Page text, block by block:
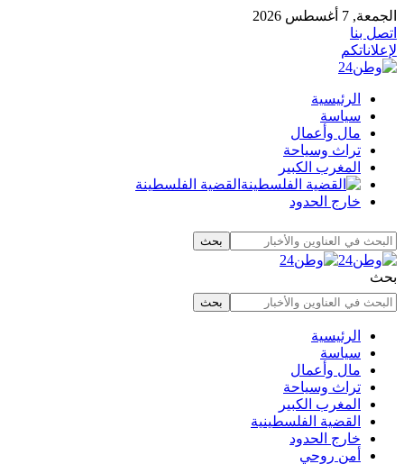
الجمعة, 7 أغسطس 2026
اتصل بنا
لإعلاناتكم
الرئيسية
سياسة
مال وأعمال
تراث وسياحة
المغرب الكبير
القضية الفلسطينة
خارج الحدود
بحث
الرئيسية
سياسة
مال وأعمال
تراث وسياحة
المغرب الكبير
القضية الفلسطينية
خارج الحدود
أمن روحي